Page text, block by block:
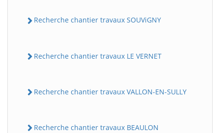
Recherche chantier travaux SOUViGNY
Recherche chantier travaux LE VERNET
Recherche chantier travaux VALLON-EN-SULLY
Recherche chantier travaux BEAULON